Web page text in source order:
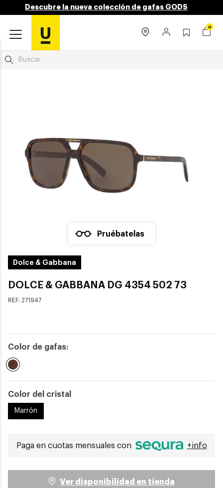
Descubre la nueva colección de gafas GODS
0
Pruébatelas
Dolce & Gabbana
DOLCE & GABBANA DG 4354 502 73
REF: 271947
Color de gafas:
Color del cristal
Marrón
Paga en cuotas mensuales con +info
Ver disponibilidad en tienda